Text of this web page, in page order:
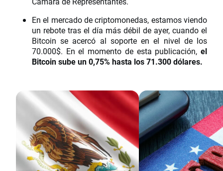
En el mercado de criptomonedas, estamos viendo
un rebote tras el día más débil de ayer, cuando el
Bitcoin se acercó al soporte en el nivel de los
70.000$. En el momento de esta publicación, el
Bitcoin sube un 0,75% hasta los 71.300 dólares.